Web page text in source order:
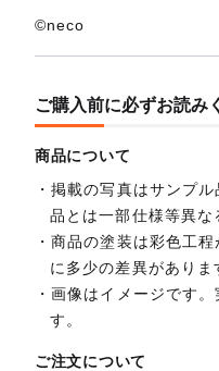
©neco
ご購入前に必ずお読み
商品について
掲載の写真はサンプ
品とは一部仕様等異な
商品の塗装は彩色工
に多少の差異がありま
画像はイメージです
す。
ご注文について